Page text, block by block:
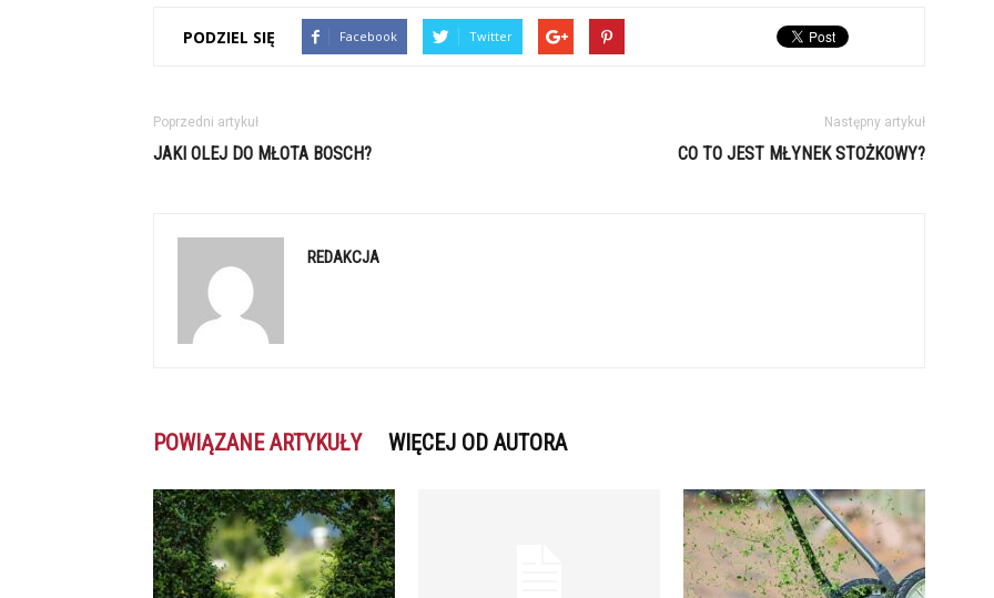
PODZIEL SIĘ Facebook Twitter
Poprzedni artykuł
JAKI OLEJ DO MŁOTA BOSCH?
Następny artykuł
CO TO JEST MŁYNEK STOŻKOWY?
REDAKCJA
POWIĄZANE ARTYKUŁY WIĘCEJ OD AUTORA